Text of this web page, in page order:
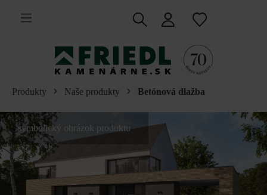
hlavný obsah
Produkty Naše produkty Betónová dlažba
symbolický obrázok produktu